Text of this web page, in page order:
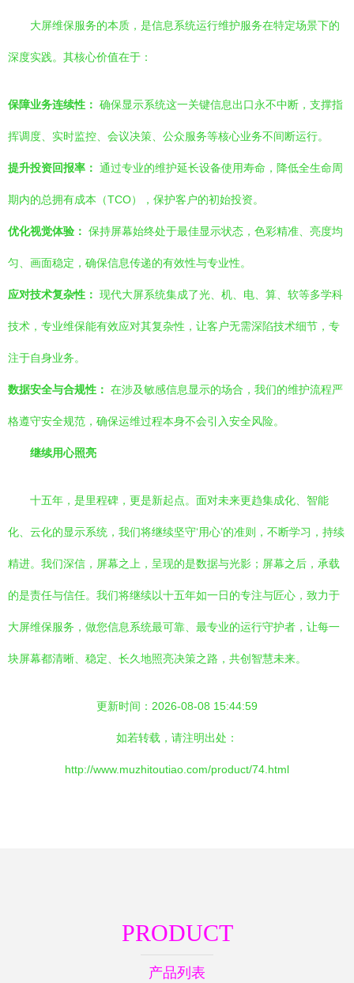
大屏维保服务的本质，是信息系统运行维护服务在特定场景下的
深度实践。其核心价值在于：
保障业务连续性： 确保显示系统这一关键信息出口永不中断，支撑指
挥调度、实时监控、会议决策、公众服务等核心业务不间断运行。
提升投资回报率： 通过专业的维护延长设备使用寿命，降低全生命周
期内的总拥有成本（TCO），保护客户的初始投资。
优化视觉体验： 保持屏幕始终处于最佳显示状态，色彩精准、亮度均
匀、画面稳定，确保信息传递的有效性与专业性。
应对技术复杂性： 现代大屏系统集成了光、机、电、算、软等多学科
技术，专业维保能有效应对其复杂性，让客户无需深陷技术细节，专
注于自身业务。
数据安全与合规性： 在涉及敏感信息显示的场合，我们的维护流程严
格遵守安全规范，确保运维过程本身不会引入安全风险。
继续用心照亮
十五年，是里程碑，更是新起点。面对未来更趋集成化、智能
化、云化的显示系统，我们将继续坚守‘用心’的准则，不断学习，持续
精进。我们深信，屏幕之上，呈现的是数据与光影；屏幕之后，承载
的是责任与信任。我们将继续以十五年如一日的专注与匠心，致力于
大屏维保服务，做您信息系统最可靠、最专业的运行守护者，让每一
块屏幕都清晰、稳定、长久地照亮决策之路，共创智慧未来。
更新时间：2026-08-08 15:44:59
如若转载，请注明出处：
http://www.muzhitoutiao.com/product/74.html
PRODUCT
产品列表